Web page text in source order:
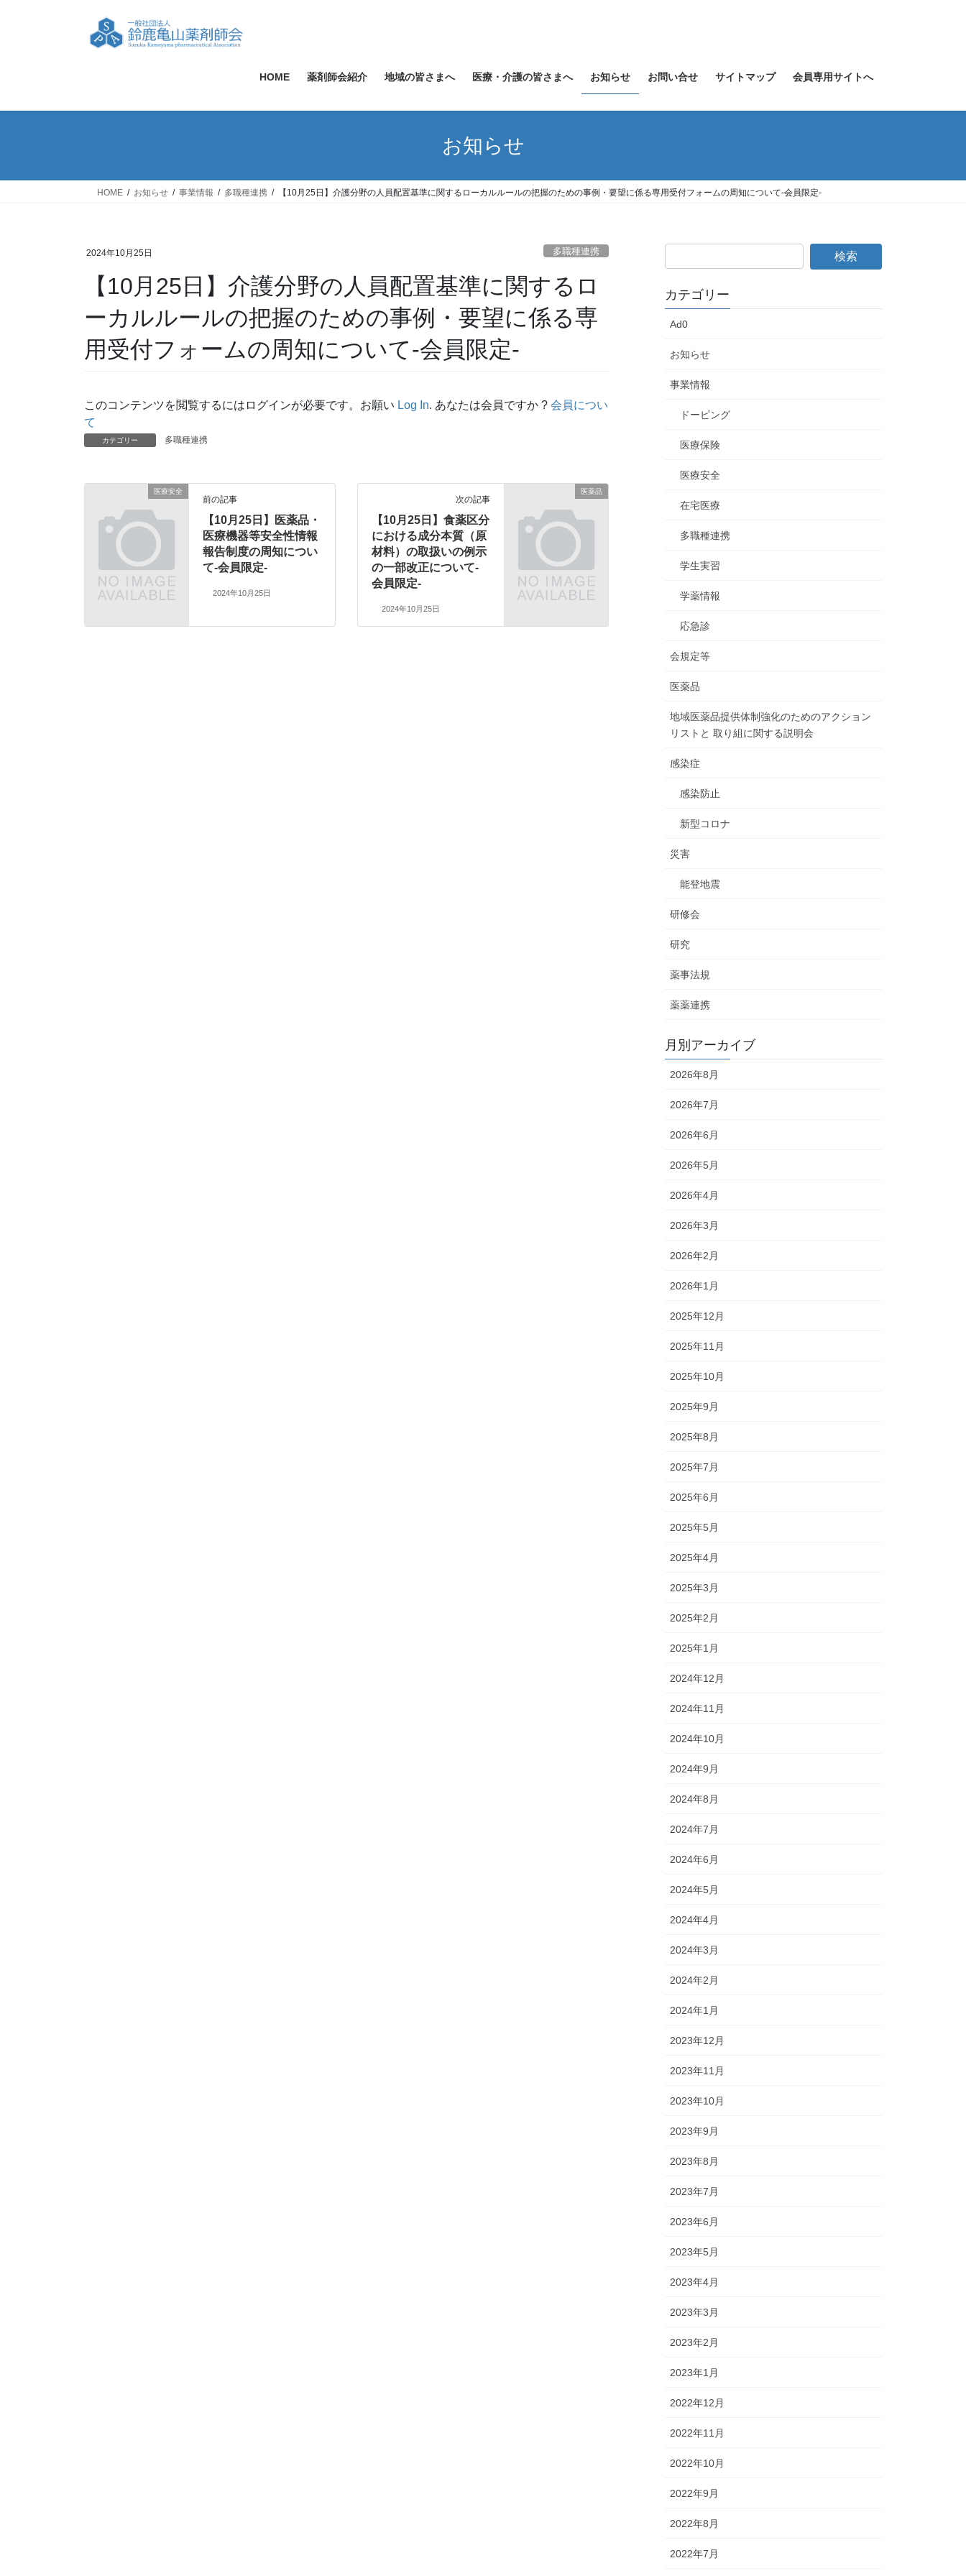
ス
ン
HOME 薬剤師会紹介 地域の皆さまへ 医療・介護の皆さまへ お知らせ お問い合せ サイトマップ 会員専用サイトへ
お知らせ
HOME お知らせ 事業情報 多職種連携 【10月25日】介護分野の人員配置基準に関するローカルルールの把握のための事例・要望に係る専用受付フォームの周知について-会員限定-
2024年10月25日 多職種連携
【10月25日】介護分野の人員配置基準に関するロ
ーカルルールの把握のための事例・要望に係る専
用受付フォームの周知について-会員限定-
このコンテンツを閲覧するにはログインが必要です。お願い Log In. あなたは会員ですか ? 会員につい
て
カテゴリー 多職種連携
医療安全
前の記事
【10月25日】医薬品・
医療機器等安全性情報
報告制度の周知につい
て-会員限定-
2024年10月25日
医薬品
次の記事
【10月25日】食薬区分
における成分本質（原
材料）の取扱いの例示
の一部改正について-
会員限定-
2024年10月25日
カテゴリー
Ad0
お知らせ
事業情報
ドーピング
医療保険
医療安全
在宅医療
多職種連携
学生実習
学薬情報
応急診
会規定等
医薬品
地域医薬品提供体制強化のためのアクション
リストと 取り組に関する説明会
感染症
感染防止
新型コロナ
災害
能登地震
研修会
研究
薬事法規
薬薬連携
月別アーカイブ
2026年8月
2026年7月
2026年6月
2026年5月
2026年4月
2026年3月
2026年2月
2026年1月
2025年12月
2025年11月
2025年10月
2025年9月
2025年8月
2025年7月
2025年6月
2025年5月
2025年4月
2025年3月
2025年2月
2025年1月
2024年12月
2024年11月
2024年10月
2024年9月
2024年8月
2024年7月
2024年6月
2024年5月
2024年4月
2024年3月
2024年2月
2024年1月
2023年12月
2023年11月
2023年10月
2023年9月
2023年8月
2023年7月
2023年6月
2023年5月
2023年4月
2023年3月
2023年2月
2023年1月
2022年12月
2022年11月
2022年10月
2022年9月
2022年8月
2022年7月